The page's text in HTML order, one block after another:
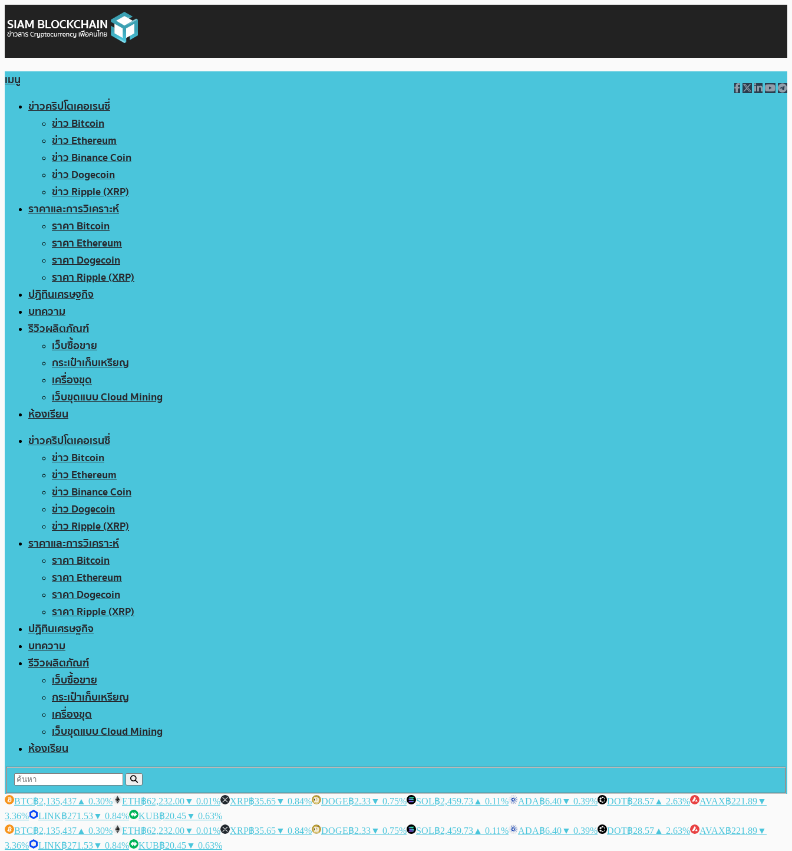
เมนู
ข่าวคริปโตเคอเรนซี่
ข่าว Bitcoin
ข่าว Ethereum
ข่าว Binance Coin
ข่าว Dogecoin
ข่าว Ripple (XRP)
ราคาและการวิเคราะห์
ราคา Bitcoin
ราคา Ethereum
ราคา Dogecoin
ราคา Ripple (XRP)
ปฏิทินเศรษฐกิจ
บทความ
รีวิวผลิตภัณฑ์
เว็บซื้อขาย
กระเป๋าเก็บเหรียญ
เครื่องขุด
เว็บขุดแบบ Cloud Mining
ห้องเรียน
ข่าวคริปโตเคอเรนซี่
ข่าว Bitcoin
ข่าว Ethereum
ข่าว Binance Coin
ข่าว Dogecoin
ข่าว Ripple (XRP)
ราคาและการวิเคราะห์
ราคา Bitcoin
ราคา Ethereum
ราคา Dogecoin
ราคา Ripple (XRP)
ปฏิทินเศรษฐกิจ
บทความ
รีวิวผลิตภัณฑ์
เว็บซื้อขาย
กระเป๋าเก็บเหรียญ
เครื่องขุด
เว็บขุดแบบ Cloud Mining
ห้องเรียน
BTC฿2,135,437 ▲ 0.30% ETH฿62,232.00▼ 0.01% XRP฿35.65▼ 0.84% DOGE฿2.33▼ 0.75% SOL฿2,459.73 ▲ 0.11% ADA฿6.40▼ 0.39% DOT฿28.57 ▲ 2.63% AVAX฿221.89▼
3.36%
LINK฿271.53▼ 0.84% KUB฿20.45▼ 0.63%
BTC฿2,135,437 ▲ 0.30% ETH฿62,232.00▼ 0.01% XRP฿35.65▼ 0.84% DOGE฿2.33▼ 0.75% SOL฿2,459.73 ▲ 0.11% ADA฿6.40▼ 0.39% DOT฿28.57 ▲ 2.63% AVAX฿221.89▼
3.36%
LINK฿271.53▼ 0.84% KUB฿20.45▼ 0.63%